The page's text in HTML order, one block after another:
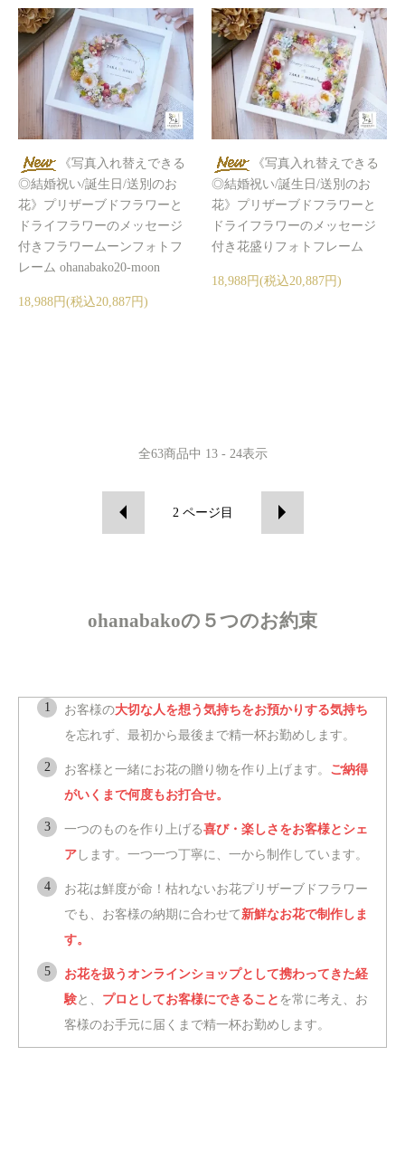
《写真入れ替えできる
◎結婚祝い/誕生日/送別のお
花》プリザーブドフラワーと
ドライフラワーのメッセージ
付きフラワームーンフォトフ
レーム ohanabako20-moon
18,988円(税込20,887円)
《写真入れ替えできる
◎結婚祝い/誕生日/送別のお
花》プリザーブドフラワーと
ドライフラワーのメッセージ
付き花盛りフォトフレーム
18,988円(税込20,887円)
全63商品中 13 - 24表示
2 ページ目
ohanabakoの５つのお約束
お客様の大切な人を想う気持ちをお預かりする気持ち
を忘れず、最初から最後まで精一杯お勤めします。
お客様と一緒にお花の贈り物を作り上げます。 ご納得
がいくまで何度もお打合せ。
一つのものを作り上げる喜び・楽しさをお客様とシェ
ア します。一つ一つ丁寧に、一から制作しています。
お花は鮮度が命！枯れないお花プリザーブドフラワー
でも、お客様の納期に合わせて 新鮮なお花で制作しま
す。
お花を扱うオンラインショップとして携わってきた経
験と、 プロとしてお客様にできること を常に考え、お
客様のお手元に届くまで精一杯お勤めします。